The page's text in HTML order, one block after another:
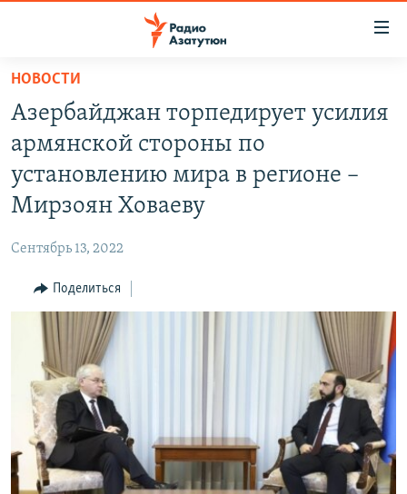
Перейти
основному
содержанию
Перейти
основной
Перейти
поиску
ГЛАВНАЯ
НОВОСТИ
ПОЛИТИКА
ОБЩЕСТВО
РЕГИОН
НАГОРНЫЙ КАРАБАХ
КУЛЬТУРА
СПОРТ
АРХИВ
Հայերեն
English
НОВОСТИ
Азербайджан торпедирует усилия
армянской стороны по
установлению мира в регионе –
Мирзоян Ховаеву
Сентябрь 13, 2022
Поделиться